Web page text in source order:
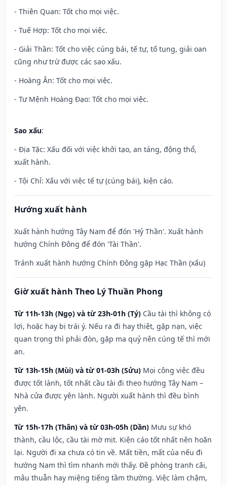
- Thiên Quan: Tốt cho mọi việc.
- Tuế Hợp: Tốt cho mọi việc.
- Giải Thần: Tốt cho việc cúng bái, tế tự, tố tụng, giải oan
cũng như trừ được các sao xấu.
- Hoàng Ân: Tốt cho mọi việc.
- Tư Mệnh Hoàng Đạo: Tốt cho mọi việc.
Sao xấu:
- Địa Tặc: Xấu đối với việc khởi tạo, an táng, động thổ,
xuất hành.
- Tội Chỉ: Xấu với việc tế tự (cúng bái), kiện cáo.
Hướng xuất hành
Xuất hành hướng Tây Nam để đón 'Hỷ Thần'. Xuất hành
hướng Chính Đông để đón 'Tài Thần'.
Tránh xuất hành hướng Chính Đông gặp Hạc Thần (xấu)
Giờ xuất hành Theo Lý Thuần Phong
Từ 11h-13h (Ngọ) và từ 23h-01h (Tý) Cầu tài thì không có
lợi, hoặc hay bị trái ý. Nếu ra đi hay thiệt, gặp nạn, việc
quan trọng thì phải đòn, gặp ma quỷ nên cúng tế thì mới
an.
Từ 13h-15h (Mùi) và từ 01-03h (Sửu) Mọi công việc đều
được tốt lành, tốt nhất cầu tài đi theo hướng Tây Nam –
Nhà cửa được yên lành. Người xuất hành thì đều bình
yên.
Từ 15h-17h (Thân) và từ 03h-05h (Dần) Mưu sự khó
thành, cầu lộc, cầu tài mờ mịt. Kiện cáo tốt nhất nên hoãn
lại. Người đi xa chưa có tin về. Mất tiền, mất của nếu đi
hướng Nam thì tìm nhanh mới thấy. Đề phòng tranh cãi,
mâu thuẫn hay miệng tiếng tầm thường. Việc làm chậm,